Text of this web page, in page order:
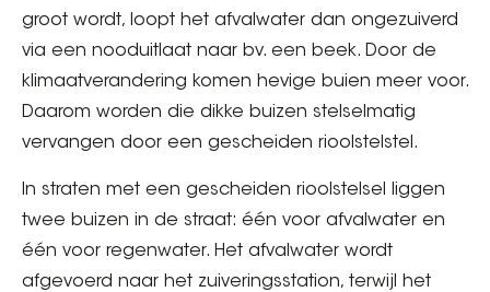
groot wordt, loopt het afvalwater dan ongezuiverd
via een nooduitlaat naar bv. een beek. Door de
klimaatverandering komen hevige buien meer voor.
Daarom worden die dikke buizen stelselmatig
vervangen door een gescheiden rioolstelstel.
In straten met een gescheiden rioolstelsel liggen
twee buizen in de straat: één voor afvalwater en
één voor regenwater. Het afvalwater wordt
afgevoerd naar het zuiveringsstation, terwijl het